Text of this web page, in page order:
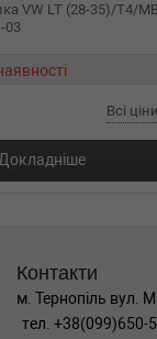
VW LT (28-35)/T4/MB
03
Всі
Докладніше
Контакти
м. Тернопіль вул.
тел. +38(099)650-